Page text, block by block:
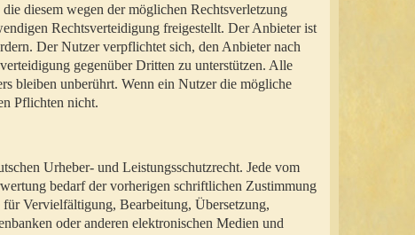
diesem wegen der möglichen Rechtsverletzung
Rechtsverteidigung freigestellt. Der Anbieter ist
Der Nutzer verpflichtet sich, den Anbieter nach
gegenüber Dritten zu unterstützen. Alle
bleiben unberührt. Wenn ein Nutzer die mögliche
Pflichten nicht.
Urheber- und Leistungsschutzrecht. Jede vom
bedarf der vorherigen schriftlichen Zustimmung
Vervielfältigung, Bearbeitung, Übersetzung,
oder anderen elektronischen Medien und